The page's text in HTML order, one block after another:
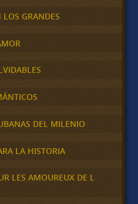
GRANDES
DEL MILENIO
LA HISTORIA
LES AMOUREUX DE L